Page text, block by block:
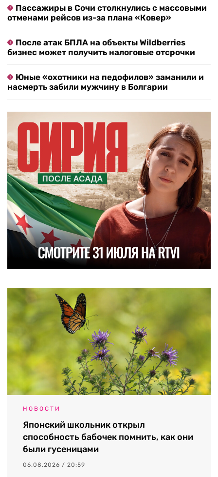
Пассажиры в Сочи столкнулись с массовыми
отменами рейсов из-за плана «Ковер»
После атак БПЛА на объекты Wildberries
бизнес может получить налоговые отсрочки
Юные «охотники на педофилов» заманили и
насмерть забили мужчину в Болгарии
НОВОСТИ
Японский школьник открыл
способность бабочек помнить, как они
были гусеницами
06.08.2026 / 20:59